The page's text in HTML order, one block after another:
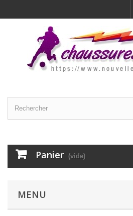
Panier (vide)
MENU